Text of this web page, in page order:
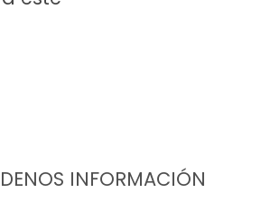
INFORMACIÓN